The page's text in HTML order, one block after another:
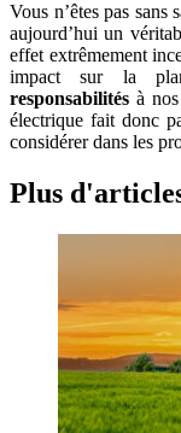
Vous n’êtes pas sans
aujourd’hui un
effet extrêmement
impact sur la
responsabilités à
électrique fait donc
considérer dans les
Plus